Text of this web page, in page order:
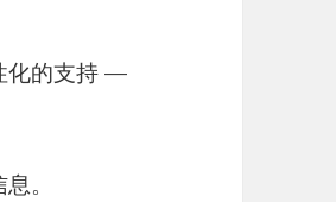
化的支持 —
。